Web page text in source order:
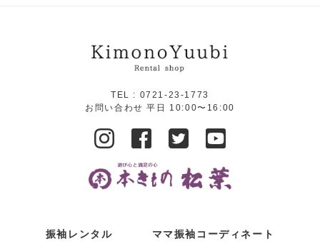
TEL : 0721-23-1773
お問い合わせ 平日 10:00〜16:00
振袖レンタル ママ振袖コーディネート